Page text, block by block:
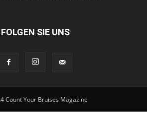
FOLGEN SIE UNS
Count Your Bruises Magazine